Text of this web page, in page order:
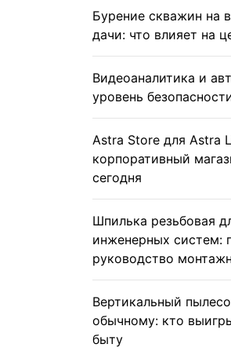
Бурение скважин на
дачи: что влияет на
Видеоаналитика и
уровень
Astra Store для Astra
корпоративный
сегодня
Шпилька резьбовая
инженерных систем:
руководство
Вертикальный
обычному: кто
быту